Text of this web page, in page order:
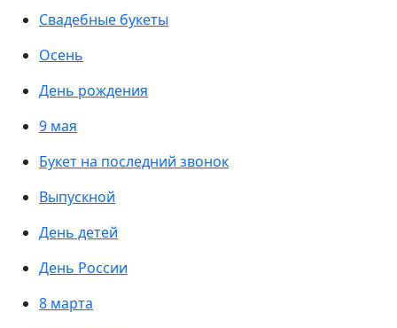
Свадебные букеты
Осень
День рождения
9 мая
Букет на последний звонок
Выпускной
День детей
День России
8 марта